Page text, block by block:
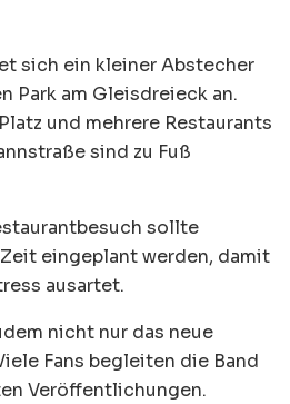
sich ein kleiner Abstecher
Park am Gleisdreieck an.
und mehrere Restaurants
sind zu Fuß
sollte
eingeplant werden, damit
ausartet.
nicht nur das neue
Fans begleiten die Band
Veröffentlichungen.